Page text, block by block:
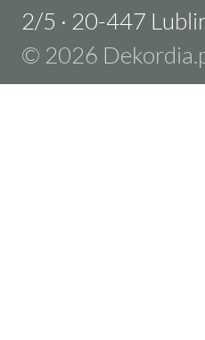
2/5 · 20-447
© 2026